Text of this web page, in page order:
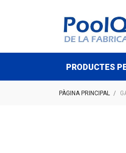
PRODUCTES
PÀGINA PRINCIPAL